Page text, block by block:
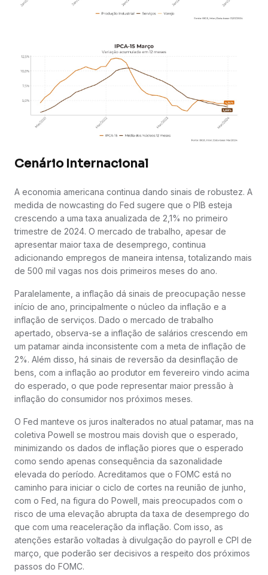
Cenário Internacional
A economia americana continua dando sinais de robustez. A
medida de nowcasting do Fed sugere que o PIB esteja
crescendo a uma taxa anualizada de 2,1% no primeiro
trimestre de 2024. O mercado de trabalho, apesar de
apresentar maior taxa de desemprego, continua
adicionando empregos de maneira intensa, totalizando mais
de 500 mil vagas nos dois primeiros meses do ano.
Paralelamente, a inflação dá sinais de preocupação nesse
início de ano, principalmente o núcleo da inflação e a
inflação de serviços. Dado o mercado de trabalho
apertado, observa-se a inflação de salários crescendo em
um patamar ainda inconsistente com a meta de inflação de
2%. Além disso, há sinais de reversão da desinflação de
bens, com a inflação ao produtor em fevereiro vindo acima
do esperado, o que pode representar maior pressão à
inflação do consumidor nos próximos meses.
O Fed manteve os juros inalterados no atual patamar, mas na
coletiva Powell se mostrou mais dovish que o esperado,
minimizando os dados de inflação piores que o esperado
como sendo apenas consequência da sazonalidade
elevada do período. Acreditamos que o FOMC está no
caminho para iniciar o ciclo de cortes na reunião de junho,
com o Fed, na figura do Powell, mais preocupados com o
risco de uma elevação abrupta da taxa de desemprego do
que com uma reaceleração da inflação. Com isso, as
atenções estarão voltadas à divulgação do payroll e CPI de
março, que poderão ser decisivos a respeito dos próximos
passos do FOMC.